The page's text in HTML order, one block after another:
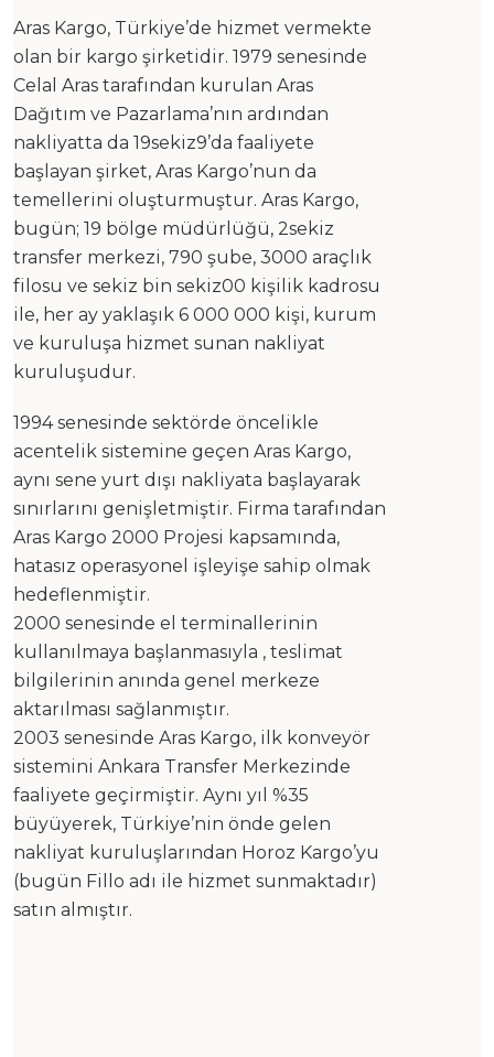
Aras Kargo, Türkiye’de hizmet vermekte
olan bir kargo şirketidir. 1979 senesinde
Celal Aras tarafından kurulan Aras
Dağıtım ve Pazarlama’nın ardından
nakliyatta da 19sekiz9’da faaliyete
başlayan şirket, Aras Kargo’nun da
temellerini oluşturmuştur. Aras Kargo,
bugün; 19 bölge müdürlüğü, 2sekiz
transfer merkezi, 790 şube, 3000 araçlık
filosu ve sekiz bin sekiz00 kişilik kadrosu
ile, her ay yaklaşık 6 000 000 kişi, kurum
ve kuruluşa hizmet sunan nakliyat
kuruluşudur.
1994 senesinde sektörde öncelikle
acentelik sistemine geçen Aras Kargo,
aynı sene yurt dışı nakliyata başlayarak
sınırlarını genişletmiştir. Firma tarafından
Aras Kargo 2000 Projesi kapsamında,
hatasız operasyonel işleyişe sahip olmak
hedeflenmiştir.
2000 senesinde el terminallerinin
kullanılmaya başlanmasıyla , teslimat
bilgilerinin anında genel merkeze
aktarılması sağlanmıştır.
2003 senesinde Aras Kargo, ilk konveyör
sistemini Ankara Transfer Merkezinde
faaliyete geçirmiştir. Aynı yıl %35
büyüyerek, Türkiye’nin önde gelen
nakliyat kuruluşlarından Horoz Kargo’yu
(bugün Fillo adı ile hizmet sunmaktadır)
satın almıştır.